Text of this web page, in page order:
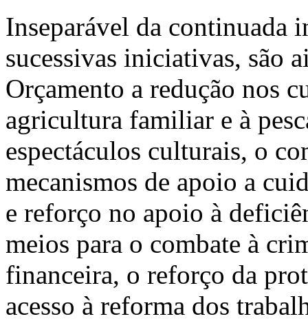
Inseparável da continuada
sucessivas iniciativas, são
Orçamento a redução nos
agricultura familiar e à
espectáculos culturais, o
mecanismos de apoio a
e reforço no apoio à
meios para o combate à
financeira, o reforço da
acesso à reforma dos